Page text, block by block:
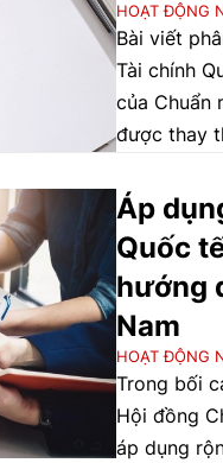
HOẠT ĐỘNG
Bài viết
Tài chính
của Chuẩn
được thay
Áp
Quốc
hướng
Nam
HOẠT ĐỘNG
Trong bối
Hội đồng
áp dụng